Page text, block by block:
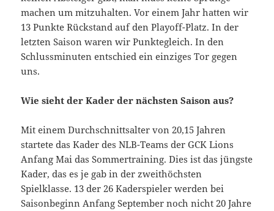
machen um mitzuhalten. Vor einem Jahr hatten wir
13 Punkte Rückstand auf den Playoff-Platz. In der
letzten Saison waren wir Punktegleich. In den
Schlussminuten entschied ein einziges Tor gegen
uns.
Wie sieht der Kader der nächsten Saison aus?
Mit einem Durchschnittsalter von 20,15 Jahren
startete das Kader des NLB-Teams der GCK Lions
Anfang Mai das Sommertraining. Dies ist das jüngste
Kader, das es je gab in der zweithöchsten
Spielklasse. 13 der 26 Kaderspieler werden bei
Saisonbeginn Anfang September noch nicht 20 Jahre